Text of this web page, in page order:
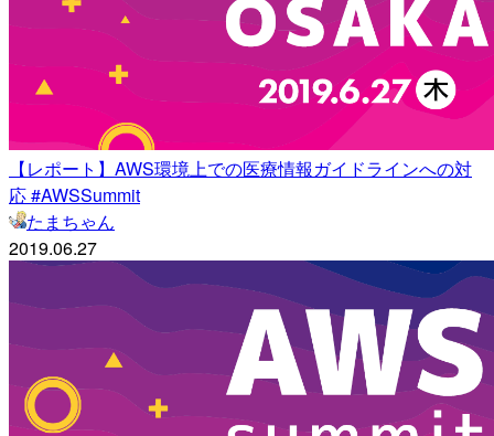
【レポート】AWS環境上での医療情報ガイドラインへの対
応 #AWSSummit
たまちゃん
2019.06.27